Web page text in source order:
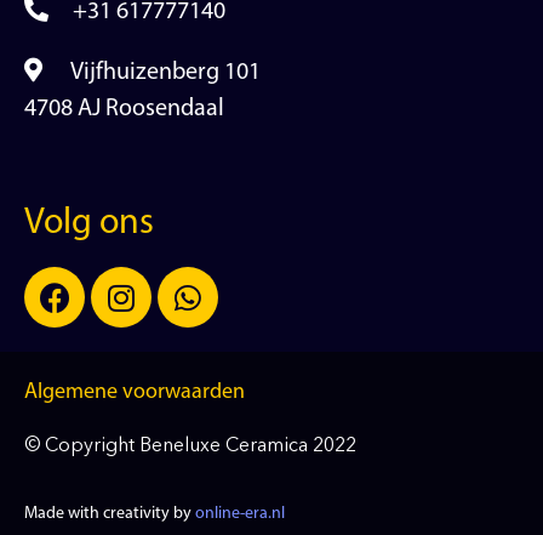
+31 617777140
Vijfhuizenberg 101
4708 AJ Roosendaal
Volg ons
Algemene voorwaarden
© Copyright Beneluxe Ceramica 2022
Made with creativity by online-era.nl